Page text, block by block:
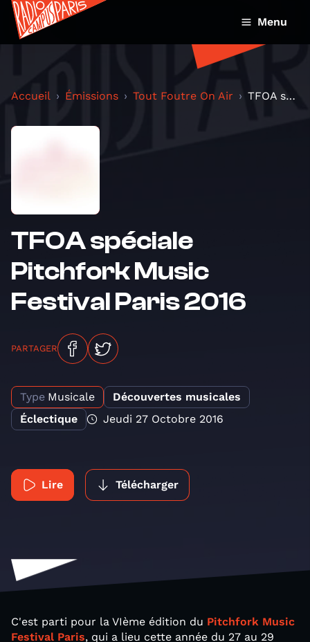
Menu
Accueil Émissions Tout Foutre On Air TFOA spéciale Pitchfork Music Festival Paris 2016
TFOA spéciale
Pitchfork Music
Festival Paris 2016
PARTAGER
Type Musicale
Découvertes musicales
Éclectique
Jeudi 27 Octobre 2016
Lire Télécharger
C'est parti pour la VIème édition du Pitchfork Music
Festival Paris, qui a lieu cette année du 27 au 29